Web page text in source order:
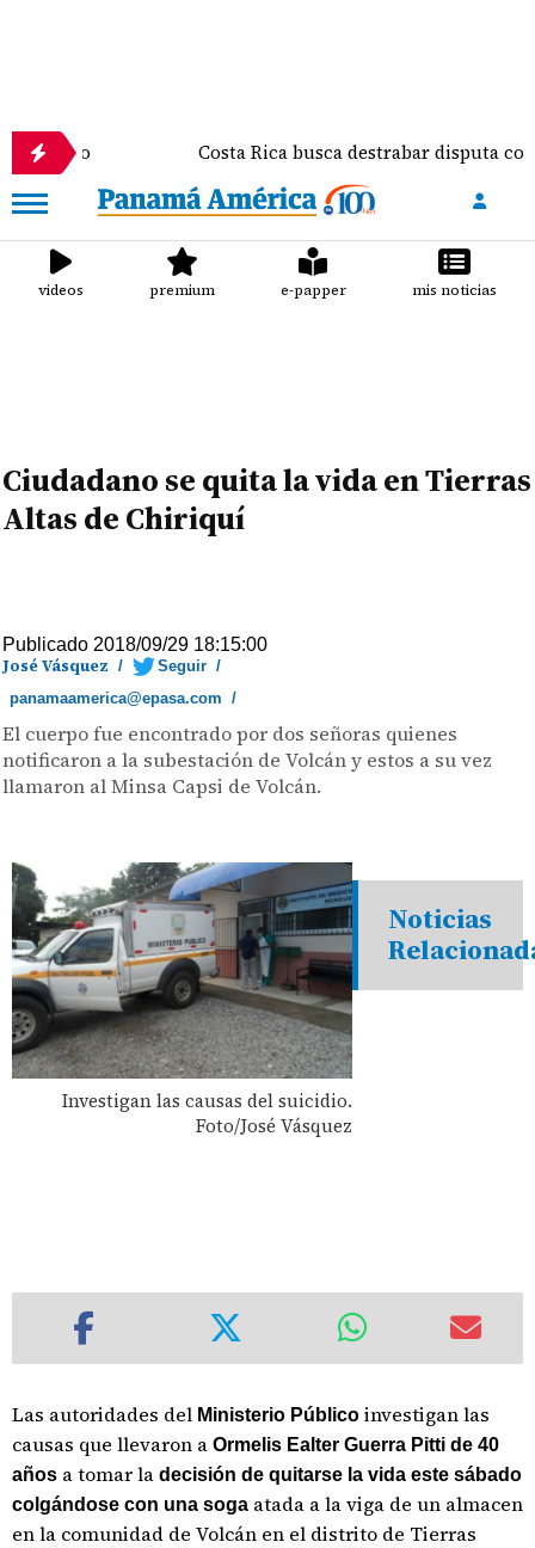
Costa Rica busca destrabar disputa comercial y
videos premium e-papper mis noticias
Ciudadano se quita la vida en Tierras
Altas de Chiriquí
Publicado 2018/09/29 18:15:00
José Vásquez / Seguir /
panamaamerica@epasa.com /
El cuerpo fue encontrado por dos señoras quienes
notificaron a la subestación de Volcán y estos a su vez
llamaron al Minsa Capsi de Volcán.
Investigan las causas del suicidio.
Foto/José Vásquez
Noticias
Las autoridades del Ministerio Público investigan las
causas que llevaron a Ormelis Ealter Guerra Pitti de 40
años a tomar la decisión de quitarse la vida este sábado
colgándose con una soga atada a la viga de un almacen
en la comunidad de Volcán en el distrito de Tierras